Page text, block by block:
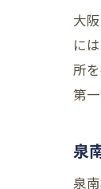
大
に
所
第
泉
泉